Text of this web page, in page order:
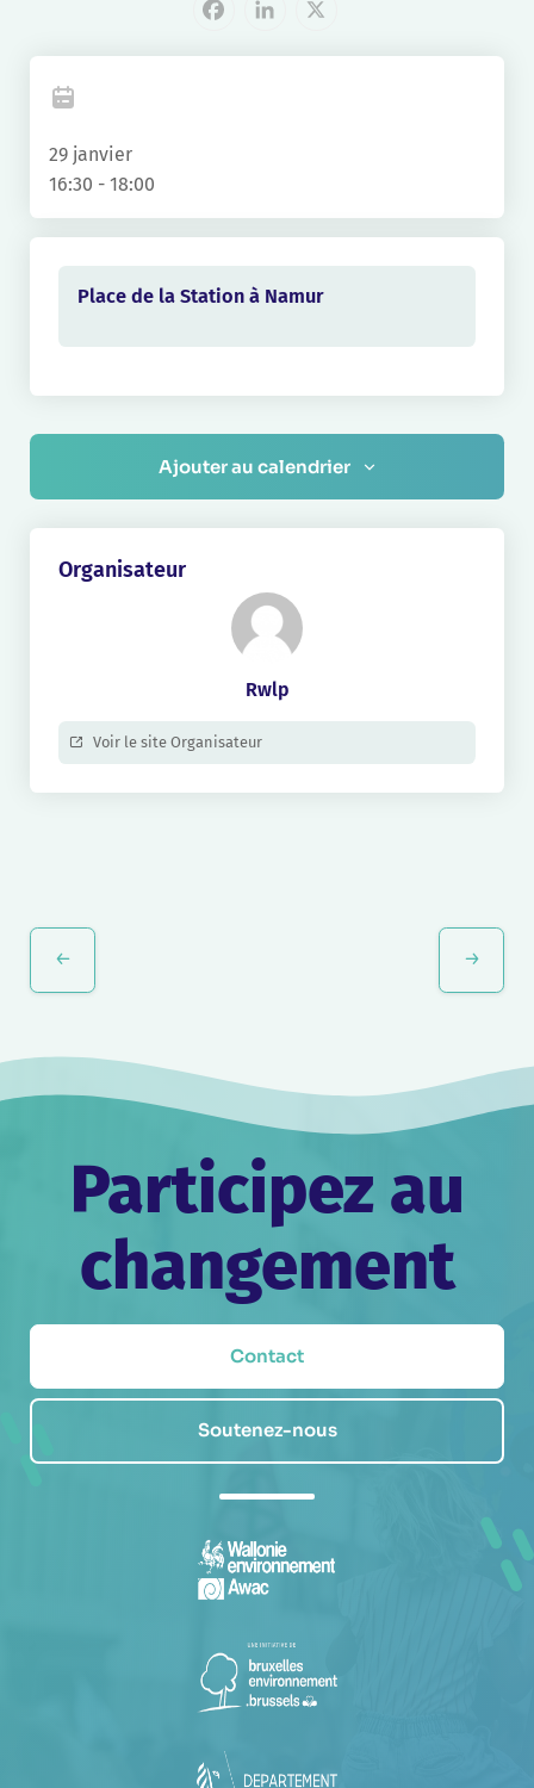
Facebook
LinkedIn
X
29 janvier
16:30 - 18:00
Place de la Station à Namur
Ajouter au calendrier
Organisateur
Rwlp
Voir le site Organisateur
Évènement
Participez au
changement
Contact
Soutenez-nous